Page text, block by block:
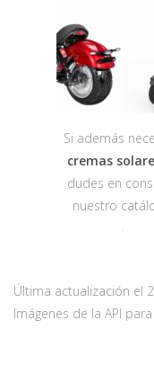
Si además
cremas
dudes en
nuestro
Última actualización el
Imágenes de la API